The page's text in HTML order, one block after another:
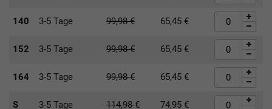
140 3-5 Tage 99,98€ 65,45 €
152 3-5 Tage 99,98€ 65,45 €
164 3-5 Tage 99,98€ 65,45 €
S 3-5 Tage 114,98€ 74,95 €